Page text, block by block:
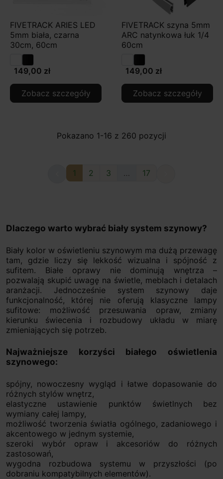
FIVETRACK ARIES LED
5mm biała, czarna
30cm, 60cm
149,00 zł
Zobacz szczegóły
FIVETRACK szyna 5mm
ARC natynkowa łuk 1/4
60cm
149,00 zł
Zobacz szczegóły
Pokazano 1-16 z 260 pozycji
1 2 3 … 17
Dlaczego warto wybrać biały system szynowy?
Biały kolor w oświetleniu szynowym ma dużą przewagę
tam, gdzie liczy się lekkość wizualna i spójność z
sufitem. Białe oprawy nie dominują wnętrza –
pozwalają skupić uwagę na świetle, meblach i detalach
aranżacji. Jednocześnie system szynowy daje
funkcjonalność, której nie oferują klasyczne lampy
sufitowe: możliwość przesuwania opraw, zmiany
kierunku świecenia i rozbudowy układu w miarę
zmieniających się potrzeb.
Najważniejsze korzyści białego oświetlenia
szynowego:
spójny, nowoczesny wygląd i łatwe dopasowanie do
różnych stylów wnętrz,
elastyczne ustawienie punktów świetlnych bez
wymiany całej lampy,
możliwość tworzenia światła ogólnego, zadaniowego i
akcentowego w jednym systemie,
szeroki wybór opraw i akcesoriów do różnych
zastosowań,
wygodna rozbudowa systemu w przyszłości (po
dobraniu kompatybilnych elementów).